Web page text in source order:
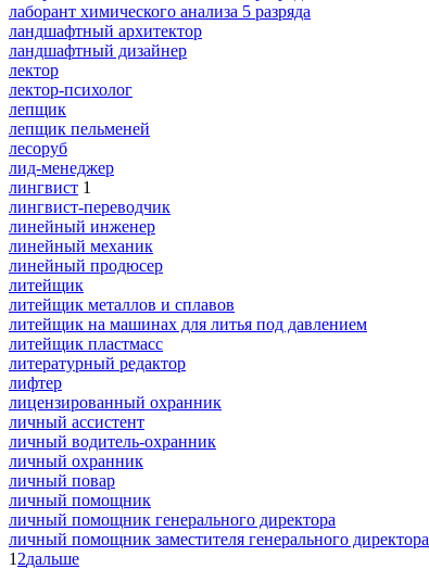
лаборант химического анализа 5 разряда
ландшафтный архитектор
ландшафтный дизайнер
лектор
лектор-психолог
лепщик
лепщик пельменей
лесоруб
лид-менеджер
лингвист 1
лингвист-переводчик
линейный инженер
линейный механик
линейный продюсер
литейщик
литейщик металлов и сплавов
литейщик на машинах для литья под давлением
литейщик пластмасс
литературный редактор
лифтер
лицензированный охранник
личный ассистент
личный водитель-охранник
личный охранник
личный повар
личный помощник
личный помощник генерального директора
личный помощник заместителя генерального директора
1 2дальше